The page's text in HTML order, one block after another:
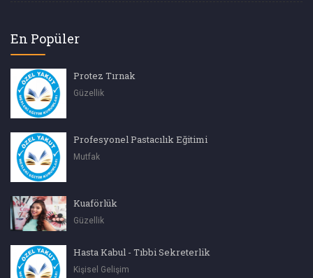
En Popüler
Protez Tırnak
Güzellik
Profesyonel Pastacılık Eğitimi
Mutfak
Kuaförlük
Güzellik
Hasta Kabul - Tıbbi Sekreterlik
Kişisel Gelişim